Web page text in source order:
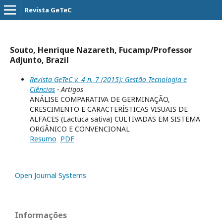
Revista GeTeC
Souto, Henrique Nazareth, Fucamp/Professor
Adjunto, Brazil
Revista GeTeC v. 4 n. 7 (2015): Gestão Tecnologia e
Ciências - Artigos
ANÁLISE COMPARATIVA DE GERMINAÇÃO,
CRESCIMENTO E CARACTERÍSTICAS VISUAIS DE
ALFACES (Lactuca sativa) CULTIVADAS EM SISTEMA
ORGÂNICO E CONVENCIONAL
Resumo PDF
Open Journal Systems
Informações